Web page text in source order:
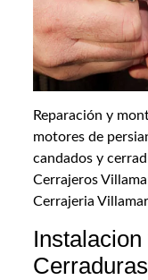
Reparación y
motores de
candados y
Cerrajeros
Cerrajeria